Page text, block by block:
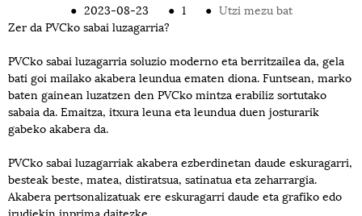
● 2023-08-23 ● 1 ● Utzi mezu bat
Zer da PVCko sabai luzagarria?
PVCko sabai luzagarria soluzio moderno eta berritzailea da, gela
bati goi mailako akabera leundua ematen diona. Funtsean, marko
baten gainean luzatzen den PVCko mintza erabiliz sortutako
sabaia da. Emaitza, itxura leuna eta leundua duen josturarik
gabeko akabera da.
PVCko sabai luzagarriak akabera ezberdinetan daude eskuragarri,
besteak beste, matea, distiratsua, satinatua eta zeharrargia.
Akabera pertsonalizatuak ere eskuragarri daude eta grafiko edo